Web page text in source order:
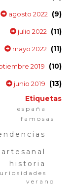
agosto 2022 (9)
julio 2022 (11)
mayo 2022 (11)
2019 (10)
junio 2019
(13)
Etiquetas
españa
famosas
artesanal
historia
verano